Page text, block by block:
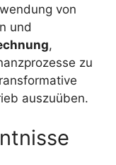
von
und
,
zu
auszuüben.